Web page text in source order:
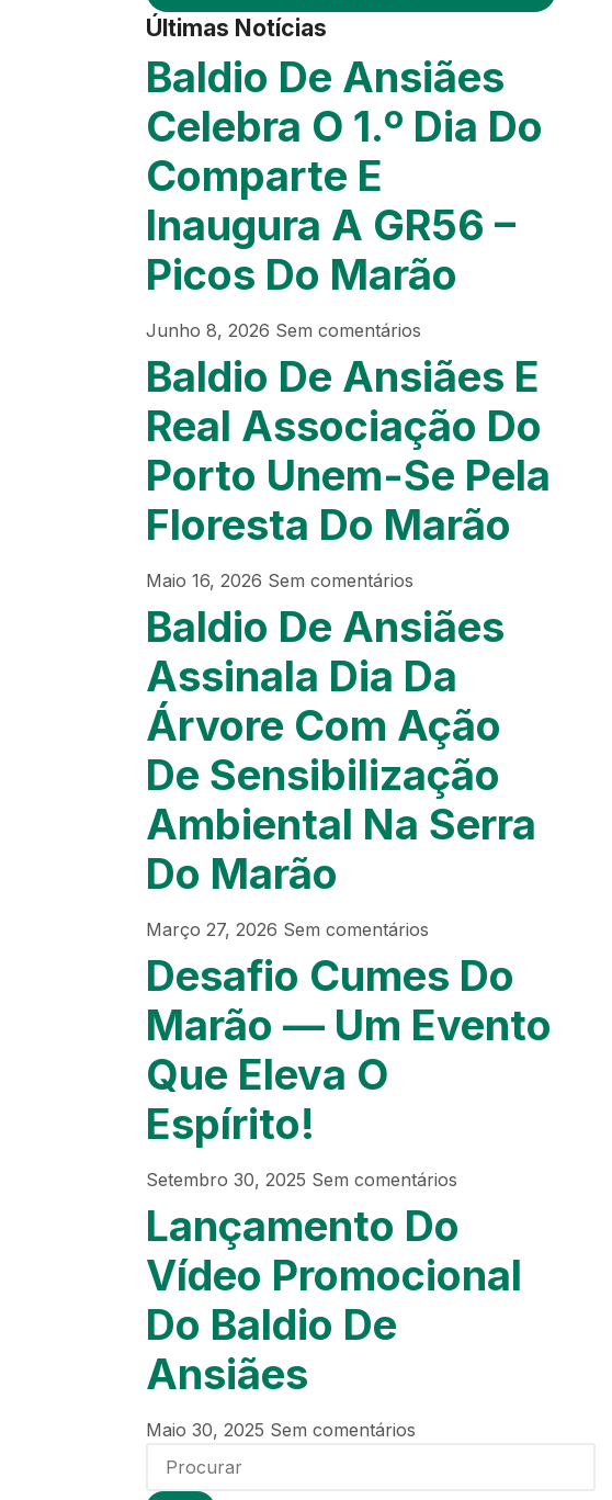
Últimas Notícias
Baldio De Ansiães
Celebra O 1.º Dia Do
Comparte E
Inaugura A GR56 –
Picos Do Marão
Junho 8, 2026 Sem comentários
Baldio De Ansiães E
Real Associação Do
Porto Unem-Se Pela
Floresta Do Marão
Maio 16, 2026 Sem comentários
Baldio De Ansiães
Assinala Dia Da
Árvore Com Ação
De Sensibilização
Ambiental Na Serra
Do Marão
Março 27, 2026 Sem comentários
Desafio Cumes Do
Marão — Um Evento
Que Eleva O
Espírito!
Setembro 30, 2025 Sem comentários
Lançamento Do
Vídeo Promocional
Do Baldio De
Ansiães
Maio 30, 2025 Sem comentários